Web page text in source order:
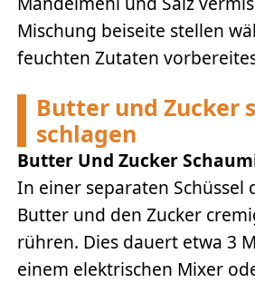
Mischung beiseite stellen
feuchten Zutaten
Butter und Zucker
schlagen
Butter Und Zucker
In einer separaten Schüssel
Butter und den Zucker
rühren. Dies dauert etwa 3
einem elektrischen Mixer